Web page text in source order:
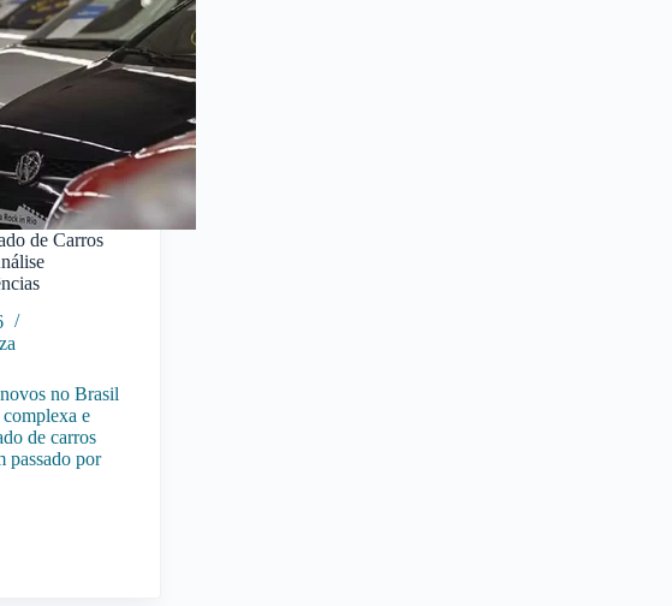
de Carros
no Brasil
e
de carros
passado por